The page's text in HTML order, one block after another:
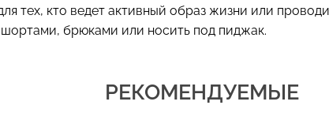
тех, кто ведет активный образ жизни или
брюками или носить под пиджак.
РЕКОМЕНДУЕМЫЕ